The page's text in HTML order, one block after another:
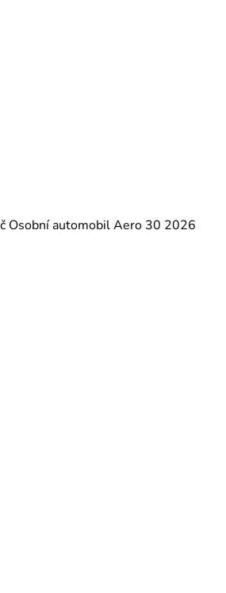
Osobní automobil Aero 30 2026